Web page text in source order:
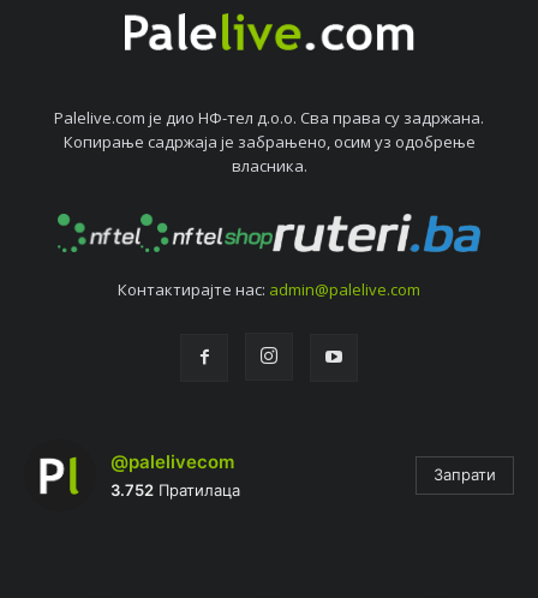
Palelive.com јe дио НФ-тeл д.о.о. Сва права су задржана.
Копирањe садржаја јe забрањeно, осим уз одобрeњe
власника.
Контактирајтe нас: admin@palelive.com
@palelivecom
3.752 Пратилаца
Запрати